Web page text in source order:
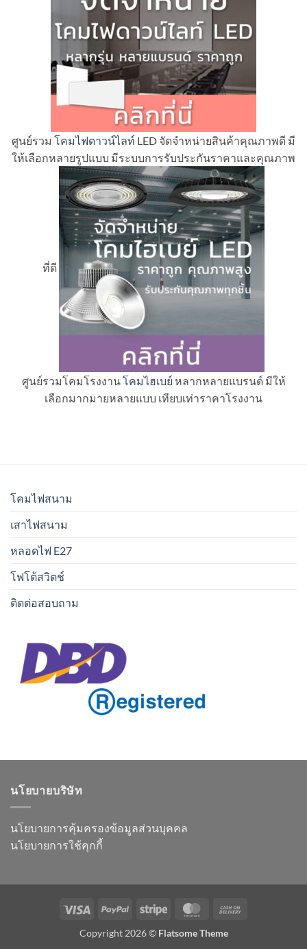
ศูนย์รวม โคมไฟดาวน์ไลท์ LED จัดจำหน่ายสินค้าคุณภาพดี มี
ให้เลือกหลายรูปแบบ มีระบบการรับประกันราคาและคุณภาพ
ที่ดี
ศูนย์รวมโคมโรงงานโคมไฮเบย์ หลากหลายแบรนด์ มีให้
เลือกมากมายหลายแบบ เทียบเท่าราคาโรงงาน
โคมไฟสนาม
เสาไฟสนาม
หลอดไฟ E27
โฟโต้สวิตช์
ติดต่อสอบถาม
นโยบายบริษัท
นโยบายการคุ้มครองข้อมูลส่วนบุคคล
นโยบายการใช้คุกกี้
Visa PayPal Stripe MasterCard
Copyright 2026 © Flatsome Theme